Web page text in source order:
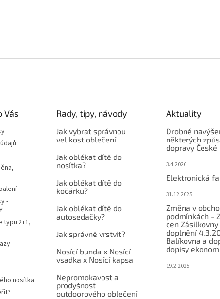
Vás
-
typu 2+1,
nosítka
Rady, tipy, návody
Jak vybrat správnou
velikost oblečení
Jak oblékat dítě do
nosítka?
Jak oblékat dítě do
kočárku?
Jak oblékat dítě do
autosedačky?
Jak správně vrstvit?
Nosící bunda x Nosící
vsadka x Nosící kapsa
Nepromokavost a
prodyšnost
outdoorového oblečení
Aktuality
Drobné
některých
dopravy České
3.4.2026
Elektronická
31.12.2025
Změna v
podmínkách -
cen Zásilkovny
doplnění
Balíkovna a
dopisy
19.2.2025